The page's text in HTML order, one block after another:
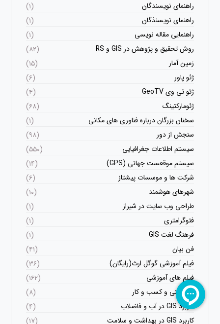
راهنمای نویسندگان
(۱)
راهنمای نویسنذگان
(۱)
راهنمایی مقاله نویسی
(۱)
روش تحقیق و پژوهش در GIS و RS
(۸۲)
زمین آمار
(۱۵)
ژئو پاور
(۶)
ژئو تی وی GeoTV
(۴)
ژئومارکتینگ
(۶۸)
سخنان بزرگان درباره فناوری های مکانی
(۱)
سنجش از دور
(۹۸)
سیستم اطلاعات جغرافیایی
(۵۵۰)
سیستم موقعست جهانی (GPS)
(۱۴)
شرکت ها و موسسات پیشتاز
(۶)
شهرهای هوشمند
(۱۰)
طراحی وب سایت در شیراز
(۱)
فتوگرامتری
(۱)
فرهنگ لغت GIS
(۱)
فن بیان
(۴۱)
فیلم آموزشی گوگل ارث(رایگان)
(۳۶)
فیلم های آموزشی
(۱۶۲)
کارآفرینی و کسب و کار
(۸)
کاربرد GIS در آب و فاضلاب
(۴)
کاربرد GIS در بهداشت و سلامت
(۱۷)